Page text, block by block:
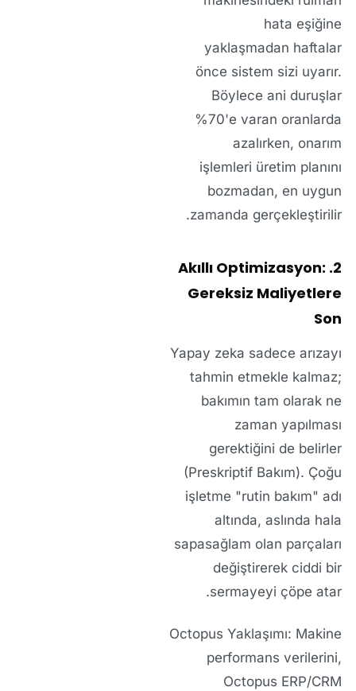
hata eşiğine
yaklaşmadan haftalar
önce sistem sizi uyarır.
Böylece ani duruşlar
%70'e varan oranlarda
azalırken, onarım
işlemleri üretim planını
bozmadan, en uygun
zamanda gerçekleştirilir.
2. Akıllı Optimizasyon:
Gereksiz Maliyetlere
Son
Yapay zeka sadece arızayı
tahmin etmekle kalmaz;
bakımın tam olarak ne
zaman yapılması
gerektiğini de belirler
(Preskriptif Bakım). Çoğu
işletme "rutin bakım" adı
altında, aslında hala
sapasağlam olan parçaları
değiştirerek ciddi bir
sermayeyi çöpe atar.
Octopus Yaklaşımı: Makine
performans verilerini,
Octopus ERP/CRM